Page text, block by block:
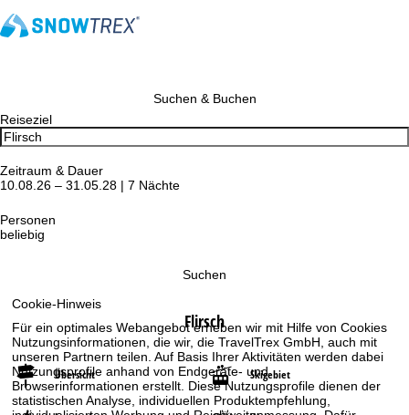
Cookie-Hinweis
Für ein optimales Webangebot erheben wir mit Hilfe von Cookies
Nutzungsinformationen, die wir, die TravelTrex GmbH, auch mit
unseren Partnern teilen. Auf Basis Ihrer Aktivitäten werden dabei
Nutzungsprofile anhand von Endgeräte- und
Browserinformationen erstellt. Diese Nutzungsprofile dienen der
statistischen Analyse, individuellen Produktempfehlung,
Suchen & Buchen
Reiseziel
Zeitraum & Dauer
10.08.26 – 31.05.28 | 7 Nächte
Personen
beliebig
Suchen
Flirsch
Übersicht Skigebiet